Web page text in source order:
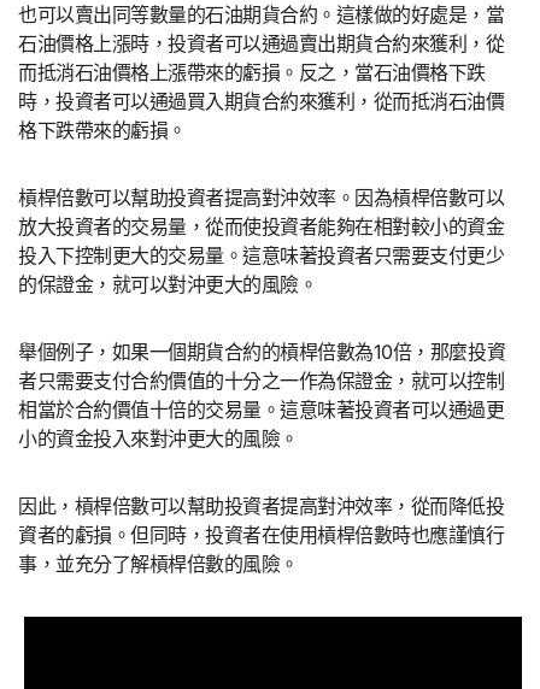
也可以賣出同等數量的石油期貨合約。這樣做的好處是，當
石油價格上漲時，投資者可以通過賣出期貨合約來獲利，從
而抵消石油價格上漲帶來的虧損。反之，當石油價格下跌
時，投資者可以通過買入期貨合約來獲利，從而抵消石油價
格下跌帶來的虧損。
槓桿倍數可以幫助投資者提高對沖效率。因為槓桿倍數可以
放大投資者的交易量，從而使投資者能夠在相對較小的資金
投入下控制更大的交易量。這意味著投資者只需要支付更少
的保證金，就可以對沖更大的風險。
舉個例子，如果一個期貨合約的槓桿倍數為10倍，那麼投資
者只需要支付合約價值的十分之一作為保證金，就可以控制
相當於合約價值十倍的交易量。這意味著投資者可以通過更
小的資金投入來對沖更大的風險。
因此，槓桿倍數可以幫助投資者提高對沖效率，從而降低投
資者的虧損。但同時，投資者在使用槓桿倍數時也應謹慎行
事，並充分了解槓桿倍數的風險。